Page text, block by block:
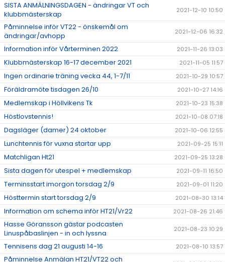
SISTA ANMÄLNINGSDAGEN - ändringar VT och
klubbmästerskap
2021-12-10 10:50
Påminnelse inför VT22 - önskemål om
ändringar/avhopp
2021-12-06 16:32
Information inför Vårterminen 2022 2021-11-26 13:03
Klubbmästerskap 16-17 december 2021 2021-11-05 11:57
Ingen ordinarie träning vecka 44, 1-7/11 2021-10-29 10:57
Föräldramöte tisdagen 26/10 2021-10-27 14:16
Medlemskap i Höllvikens Tk 2021-10-23 15:38
Höstlovstennis! 2021-10-08 07:18
Dagsläger (damer) 24 oktober 2021-10-06 12:55
Lunchtennis för vuxna startar upp 2021-09-25 15:11
Matchligan Ht21 2021-09-25 13:28
Sista dagen för utespel + medlemskap 2021-09-11 16:50
Terminsstart imorgon torsdag 2/9 2021-09-01 11:20
Hösttermin start torsdag 2/9 2021-08-30 13:14
Information om schema inför HT21/Vr22 2021-08-26 21:46
Hasse Göransson gästar podcasten
Linuspåbaslinjen - in och lyssna
2021-08-23 10:29
Tennisens dag 21 augusti 14-16 2021-08-10 13:57
Påminnelse Anmälan HT21/VT22 och